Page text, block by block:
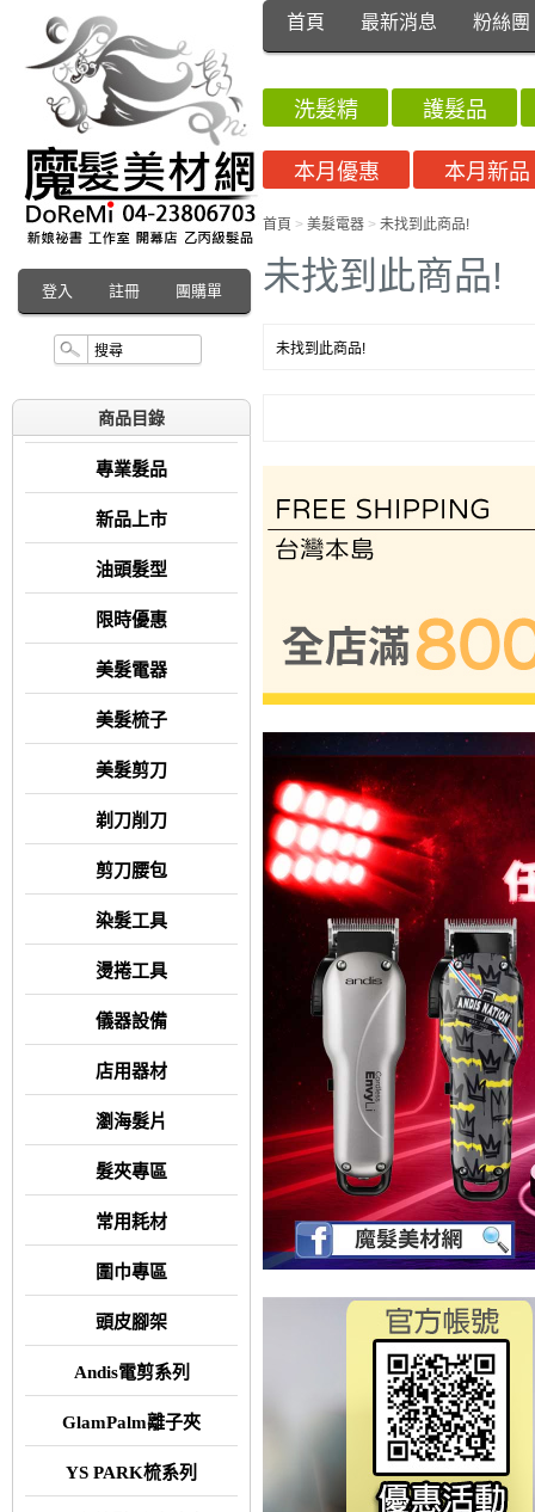
登入 註冊 團購單
首頁 最新消息 粉絲團
商品目錄
專業髮品
新品上市
油頭髮型
限時優惠
美髮電器
美髮梳子
美髮剪刀
剃刀削刀
剪刀腰包
染髮工具
燙捲工具
儀器設備
店用器材
瀏海髮片
髮夾專區
常用耗材
圍巾專區
頭皮腳架
Andis電剪系列
GlamPalm離子夾
YS PARK梳系列
洗髮精
護髮品
本月優惠
本月新品
首頁 > 美髮電器 > 未找到此商品!
未找到此商品!
未找到此商品!